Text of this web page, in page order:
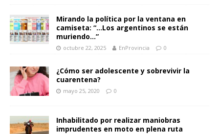
Mirando la política por la ventana en
camiseta: “…Los argentinos se están
muriendo…”
octubre 22, 2025 EnProvincia 0
¿Cómo ser adolescente y sobrevivir la
cuarentena?
mayo 25, 2020 0
Inhabilitado por realizar maniobras
imprudentes en moto en plena ruta